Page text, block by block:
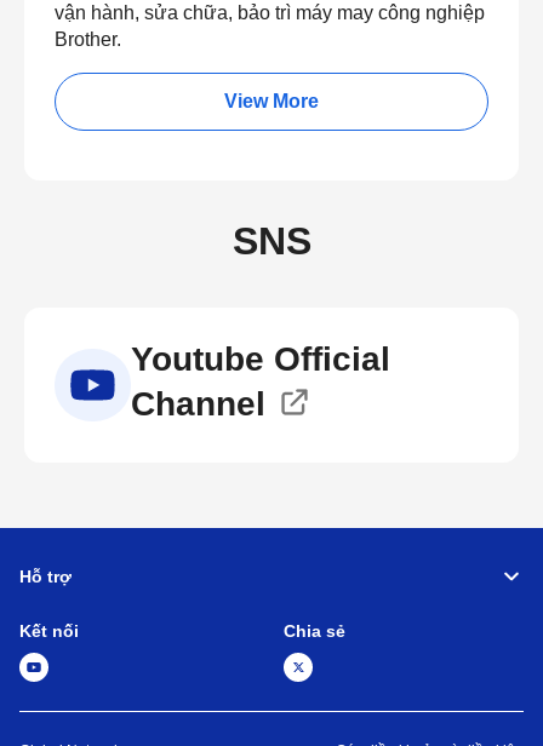
vận hành, sửa chữa, bảo trì máy may công nghiệp
Brother.
View More
SNS
Youtube Official
Channel
Hỗ trợ
Kết nối Chia sẻ